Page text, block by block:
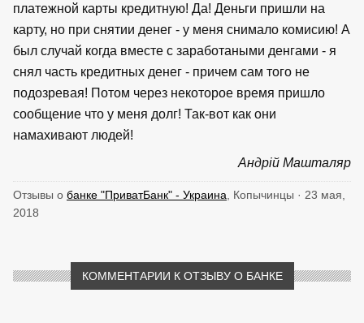
платежной карты кредитную! Да! Деньги пришли на
карту, но при снятии денег - у меня снимало комисию! А
был случай когда вместе с заработаными денгами - я
снял часть кредитных денег - причем сам того не
подозревая! Потом через некоторое время пришло
сообщение что у меня долг! Так-вот как они
намахивают людей!
Андрій Машталяр
Отзывы о банке "ПриватБанк" - Украина , Копычинцы · 23 мая,
2018
КОММЕНТАРИИ К ОТЗЫВУ О БАНКЕ